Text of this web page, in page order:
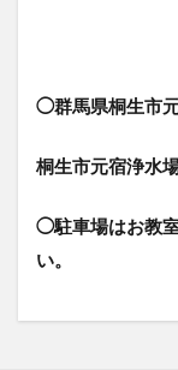
◯群馬県桐生市
桐生市元宿浄水
◯駐車場はお教
い。